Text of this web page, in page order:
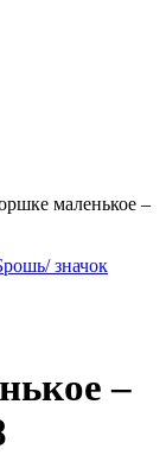
маленькое –
–